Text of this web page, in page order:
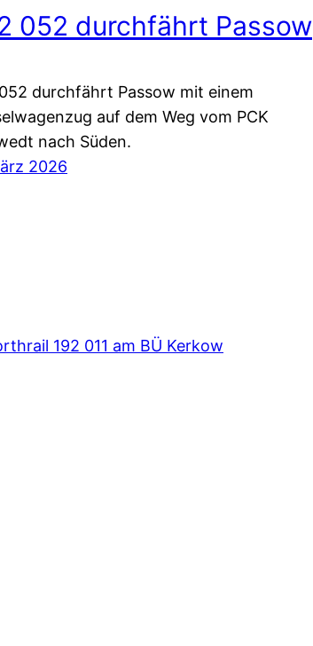
052 durchfährt Passow
durchfährt Passow mit einem
auf dem Weg vom PCK
nach Süden.
2026